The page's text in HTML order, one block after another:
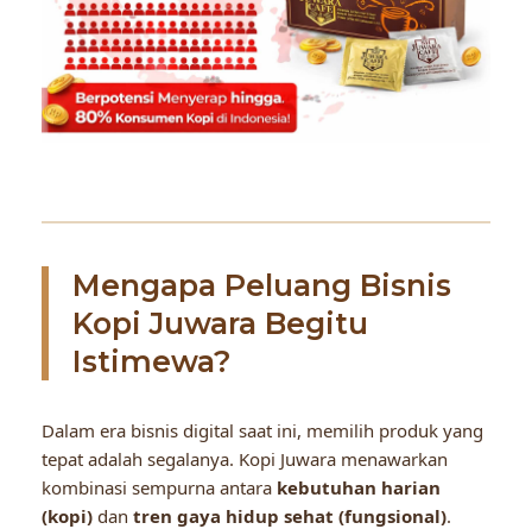
Mengapa Peluang Bisnis
Kopi Juwara Begitu
Istimewa?
Dalam era bisnis digital saat ini, memilih produk yang
tepat adalah segalanya. Kopi Juwara menawarkan
kombinasi sempurna antara kebutuhan harian
(kopi) dan tren gaya hidup sehat (fungsional).